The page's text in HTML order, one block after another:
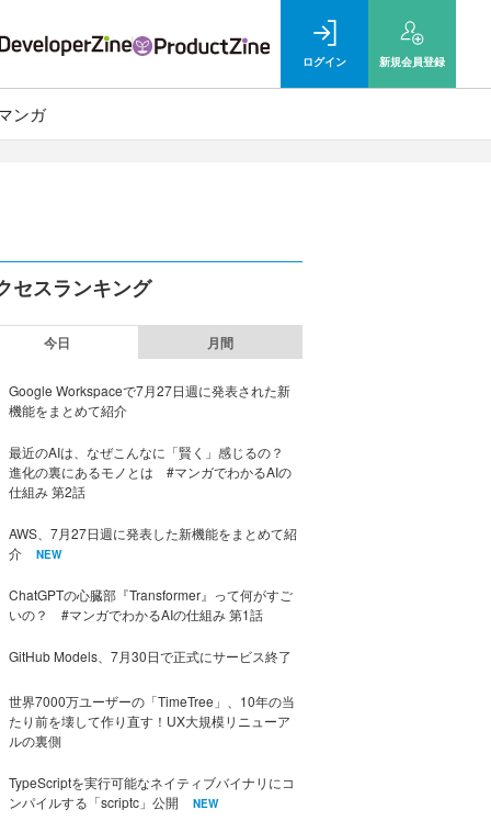
ログイン 新規会員登録
ンガ
セスランキング
今日 月間
Google Workspaceで7月27日週に発表された新
機能をまとめて紹介
最近のAIは、なぜこんなに「賢く」感じるの？
進化の裏にあるモノとは #マンガでわかるAIの
仕組み 第2話
AWS、7月27日週に発表した新機能をまとめて紹
介
NEW
ChatGPTの心臓部『Transformer』って何がすご
いの？ #マンガでわかるAIの仕組み 第1話
GitHub Models、7月30日で正式にサービス終了
世界7000万ユーザーの「TimeTree」、10年の当
たり前を壊して作り直す！UX大規模リニューア
ルの裏側
TypeScriptを実行可能なネイティブバイナリにコ
ンパイルする「scriptc」公開
NEW